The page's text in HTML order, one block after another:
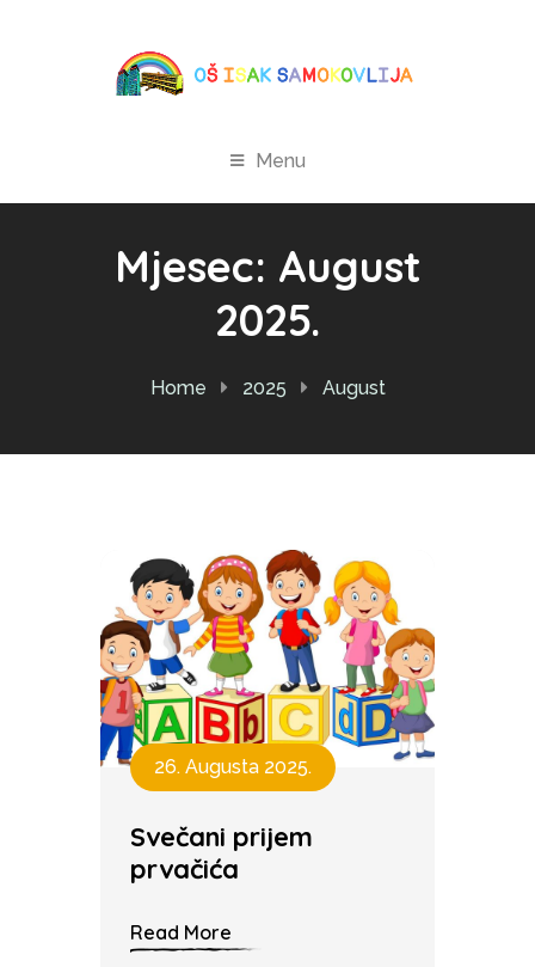
Menu
Mjesec: August
2025.
Home 2025 August
26. Augusta 2025.
Svečani prijem
prvačića
Read More